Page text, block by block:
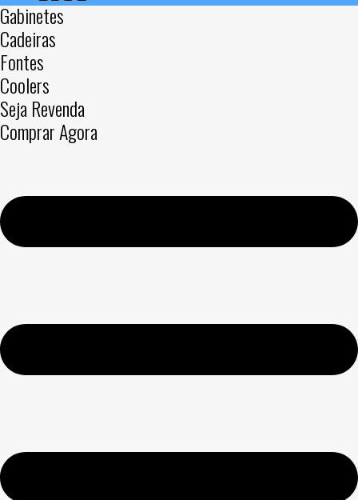
Gabinetes
Cadeiras
Fontes
Coolers
Seja Revenda
Comprar Agora